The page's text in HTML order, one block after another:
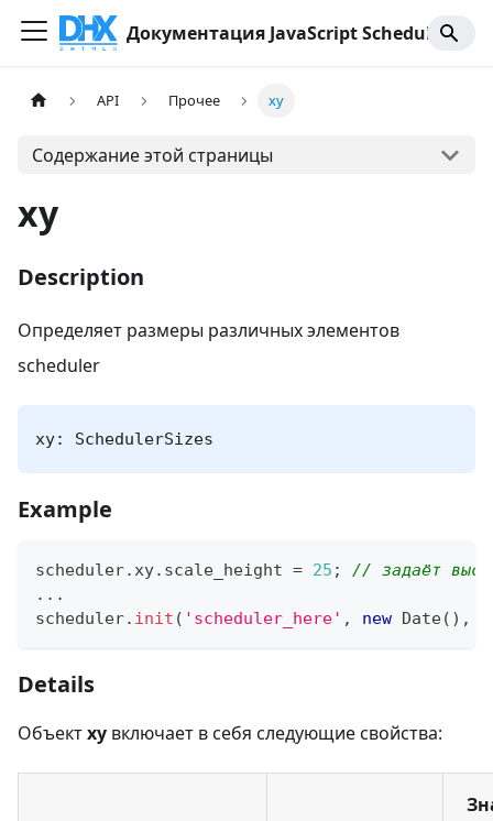
Документация JavaScript Scheduler
API Прочее xy
Содержание этой страницы
xy
Description
Определяет размеры различных элементов
scheduler
xy: SchedulerSizes
Example
scheduler.xy. scale_height = 25 ;
// задаёт
...
scheduler. init ( 'scheduler_here' , new Date( ) ,
Details
Объектxy включает в себя следующие свойства: